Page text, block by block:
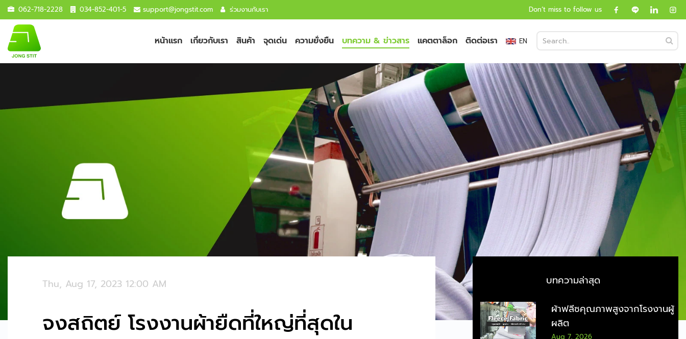
062-718-2228 034-852-401-5 support@jongstit.com ร่วมงานกับเรา Don’t miss to follow us
หน้าแรก เกี่ยวกับเรา สินค้า จุดเด่น ความยั่งยืน บทความ & ข่าวสาร แคตตาล็อก ติดต่อเรา EN
Thu, Aug 17, 2023 12:00 AM
จงสถิตย์ โรงงานผ้ายืดที่ใหญ่ที่สุดใน
บทความล่าสุด
ผ้าฟลีซคุณภาพสูงจากโรงงานผู้
ผลิต
Aug 7, 2026